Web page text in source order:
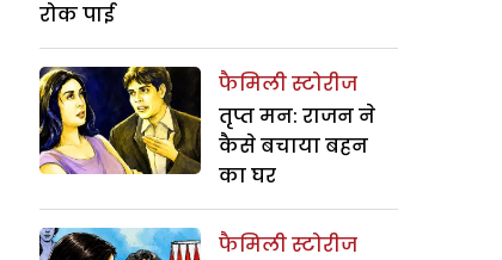
रोक पाई
फैमिली स्टोरीज
तृप्त मन: राजन ने
कैसे बचाया बहन
का घर
फैमिली स्टोरीज